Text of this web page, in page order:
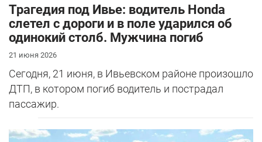
Трагедия под Ивье: водитель Honda
слетел с дороги и в поле ударился об
одинокий столб. Мужчина погиб
21 июня 2026
Сегодня, 21 июня, в Ивьевском районе произошло
ДТП, в котором погиб водитель и пострадал
пассажир.